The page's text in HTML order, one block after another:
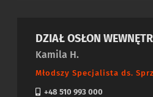
DZIAŁ OSŁON
Kamila H.
Młodszy Specjalista ds.
+48 510 993 000